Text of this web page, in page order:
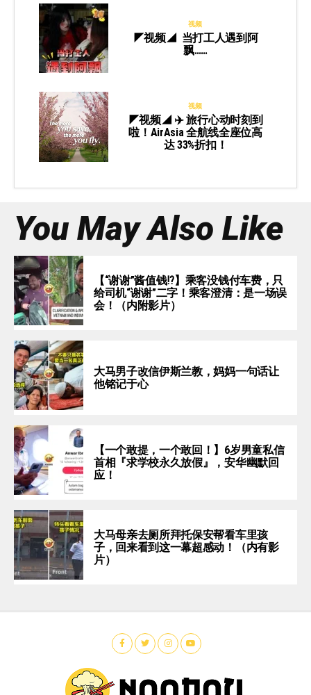
视频
◤视频◢ 当打工人遇到阿
飘……
视频
◤视频◢ ✈️ 旅行心动时刻到
啦！AirAsia 全航线全座位高
达 33%折扣！
You May Also Like
【“谢谢”酱值钱⁉️】乘客没钱付车费，只
给司机“谢谢”二字！乘客澄清：是一场误
会！（内附影片）
大马男子改信伊斯兰教，妈妈一句话让
他铭记于心
【一个敢提，一个敢回！】6岁男童私信
首相『求学校永久放假』，安华幽默回
应！
大马母亲去厕所拜托保安帮看车里孩
子，回来看到这一幕超感动！（内有影
片）